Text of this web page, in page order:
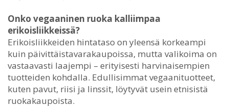
Onko vegaaninen ruoka kalliimpaa
erikoisliikkeissä?
Erikoisliikkeiden hintataso on yleensä korkeampi
kuin päivittäistavarakaupoissa, mutta valikoima on
vastaavasti laajempi – erityisesti harvinaisempien
tuotteiden kohdalla. Edullisimmat vegaanituotteet,
kuten pavut, riisi ja linssit, löytyvät usein etnisistä
ruokakaupoista.